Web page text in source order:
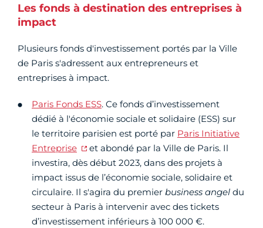
Les fonds à destination des entreprises à
impact
Plusieurs fonds d'investissement portés par la Ville
de Paris s'adressent aux entrepreneurs et
entreprises à impact.
Paris Fonds ESS. Ce fonds d’investissement
dédié à l'économie sociale et solidaire (ESS) sur
le territoire parisien est porté par Paris Initiative
Entreprise
et abondé par la Ville de Paris. Il
investira, dès début 2023, dans des projets à
impact issus de l’économie sociale, solidaire et
circulaire. Il s'agira du premier business angel du
secteur à Paris à intervenir avec des tickets
d’investissement inférieurs à 100 000 €.